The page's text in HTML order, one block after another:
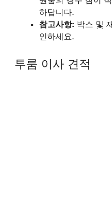
하답니다.
참고사항: 박스 및
인하세요.
투룸 이사 견적